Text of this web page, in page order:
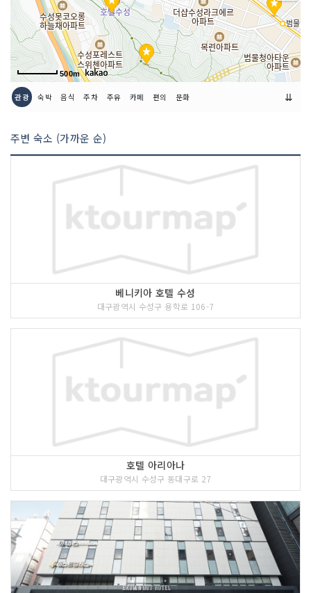
500m
관광 숙박 음식 주차 주유 카페 편의 문화 ⇊
주변 숙소 (가까운 순)
베니키아 호텔 수성
대구광역시 수성구 용학로 106-7
호텔 아리아나
대구광역시 수성구 동대구로 27